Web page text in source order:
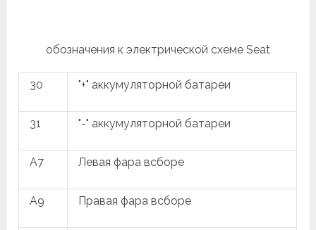
обозначения к электрической схеме Seat
30 "+" аккумуляторной батареи
31 "-" аккумуляторной батареи
A7 Левая фара всборе
A9 Правая фара всборе